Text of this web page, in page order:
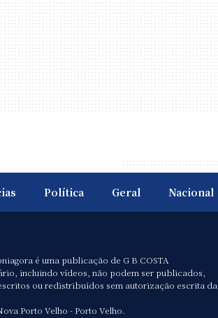
Política Geral Nacional
é uma publicação de G B COSTA
incluindo vídeos, não podem ser publicados,
ou redistribuídos sem autorização escrita da
Porto Velho - Porto Velho.